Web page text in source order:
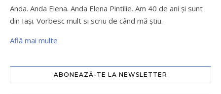
Anda. Anda Elena. Anda Elena Pintilie. Am 40 de ani şi sunt
din Iaşi. Vorbesc mult si scriu de când mă ştiu.
Află mai multe
ABONEAZĂ-TE LA NEWSLETTER